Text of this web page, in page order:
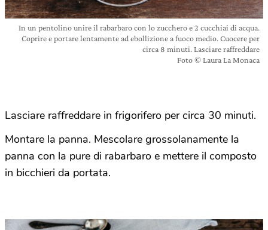
In un pentolino unire il rabarbaro con lo zucchero e 2 cucchiai di acqua.
Coprire e portare lentamente ad ebollizione a fuoco medio. Cuocere per
circa 8 minuti. Lasciare raffreddare
Foto © Laura La Monaca
Lasciare raffreddare in frigorifero per circa 30 minuti.
Montare la panna. Mescolare grossolanamente la
panna con la pure di rabarbaro e mettere il composto
in bicchieri da portata.